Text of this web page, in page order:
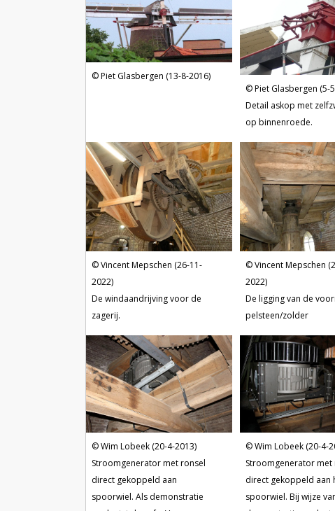
Piet Glasbergen (13-8-2016)
Piet Glasbergen (5-
Detail askop met
op binnenroede.
Vincent Mepschen (26-11-
2022)
De windaandrijving voor de
zagerij.
Vincent Mepschen
2022)
De ligging van de
pelsteen/zolder
Wim Lobeek (20-4-2013)
Stroomgenerator met ronsel
direct gekoppeld aan
spoorwiel. Als demonstratie
Wim Lobeek (20-4-
Stroomgenerator met
direct gekoppeld aan
spoorwiel. Bij wijze